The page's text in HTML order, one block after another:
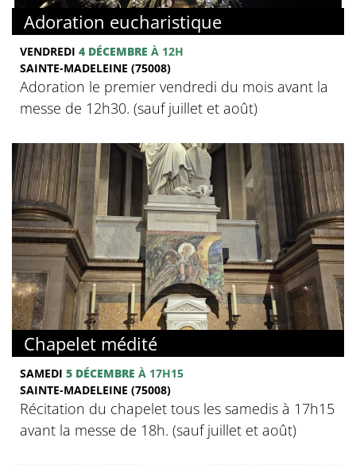
Adoration eucharistique
VENDREDI 4 DÉCEMBRE À 12H
SAINTE-MADELEINE (75008)
Adoration le premier vendredi du mois avant la
messe de 12h30. (sauf juillet et août)
Chapelet médité
SAMEDI 5 DÉCEMBRE À 17H15
SAINTE-MADELEINE (75008)
Récitation du chapelet tous les samedis à 17h15
avant la messe de 18h. (sauf juillet et août)